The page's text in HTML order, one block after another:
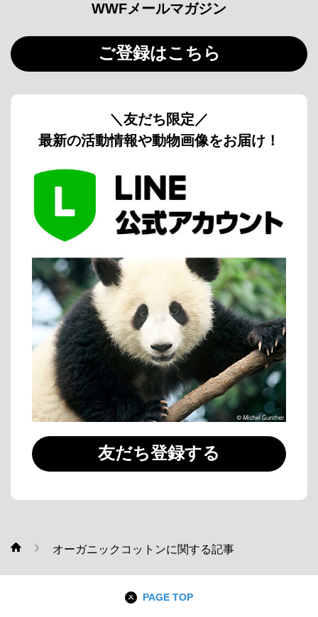
WWFメールマガジン
ご登録はこちら
＼友だち限定／
最新の活動情報や動物画像をお届け！
友だち登録する
WWF オーガニックコットンに関する記事
PAGE TOP